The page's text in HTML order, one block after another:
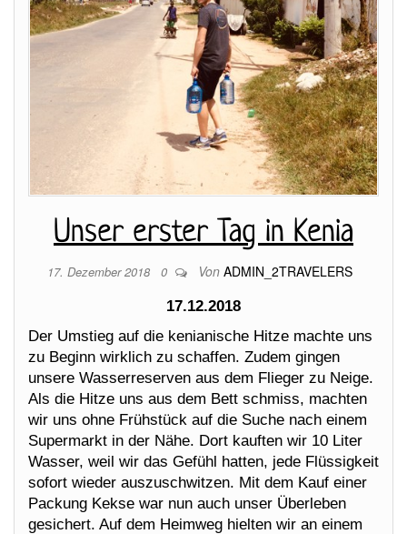
Unser erster Tag in Kenia
17. Dezember 2018 0 Von ADMIN_2TRAVELERS
17.12.2018
Der Umstieg auf die kenianische Hitze machte uns
zu Beginn wirklich zu schaffen. Zudem gingen
unsere Wasserreserven aus dem Flieger zu Neige.
Als die Hitze uns aus dem Bett schmiss, machten
wir uns ohne Frühstück auf die Suche nach einem
Supermarkt in der Nähe. Dort kauften wir 10 Liter
Wasser, weil wir das Gefühl hatten, jede Flüssigkeit
sofort wieder auszuschwitzen. Mit dem Kauf einer
Packung Kekse war nun auch unser Überleben
gesichert. Auf dem Heimweg hielten wir an einem